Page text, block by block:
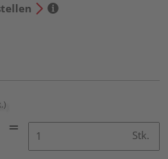
Stk.